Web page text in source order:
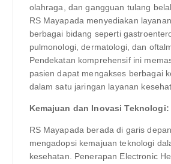
olahraga, dan gangguan tulang
RS Mayapada menyediakan
berbagai bidang seperti
pulmonologi, dermatologi, dan
Pendekatan komprehensif ini
pasien dapat mengakses berbagai
dalam satu jaringan layanan
Kemajuan dan Inovasi Teknologi:
RS Mayapada berada di garis
mengadopsi kemajuan teknologi
kesehatan. Penerapan Electronic